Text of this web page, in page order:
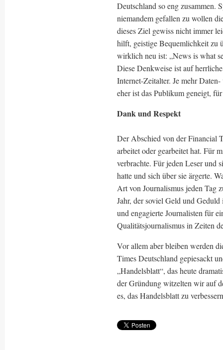
Deutschland so eng zusammen.
niemandem gefallen zu wollen
dieses Ziel gewiss nicht immer
hilft, geistige Bequemlichkeit zu
wirklich neu ist: „News is what
Diese Denkweise ist auf
Internet-Zeitalter. Je mehr
eher ist das Publikum geneigt,
Dank und Respekt
Der Abschied von der Financial
arbeitet oder gearbeitet hat. Für
verbrachte. Für jeden Leser und
hatte und sich über sie ärgerte.
Art von Journalismus jeden Tag
Jahr, der soviel Geld und
und engagierte Journalisten für
Qualitätsjournalismus in Zeiten
Vor allem aber bleiben werden
Times Deutschland gepiesackt
„Handelsblatt“, das heute
der Gründung witzelten wir auf
es, das Handelsblatt zu